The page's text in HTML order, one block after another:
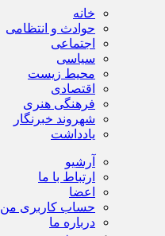
خانه
حوادث و انتظامی
اجتماعی
سیاسی
محیط زیست
اقتصادی
فرهنگی هنری
شهروند خبرنگار
یادداشت
آرشیو
ارتباط با ما
اعضا
حساب کاربری من
درباره ما